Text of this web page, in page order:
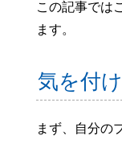
この記事では
ます。
気を付
まず、自分の